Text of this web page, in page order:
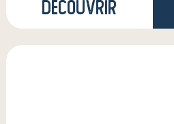
Découvrir